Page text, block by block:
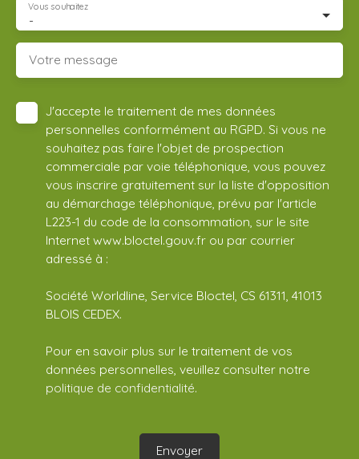
-
Vous souhaitez
Votre message
J'accepte le traitement de mes données
personnelles conformément au RGPD. Si vous ne
souhaitez pas faire l'objet de prospection
commerciale par voie téléphonique, vous pouvez
vous inscrire gratuitement sur la liste d'opposition
au démarchage téléphonique, prévu par l'article
L223-1 du code de la consommation, sur le site
Internet www.bloctel.gouv.fr ou par courrier
adressé à :
Société Worldline, Service Bloctel, CS 61311, 41013
BLOIS CEDEX.
Pour en savoir plus sur le traitement de vos
données personnelles, veuillez consulter notre
politique de confidentialité.
Envoyer